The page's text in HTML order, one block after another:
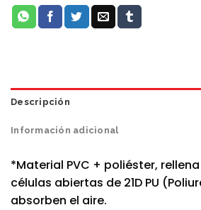
Descripción
Información adicional
*Material PVC + poliéster,
células abiertas de 21D PU
absorben el aire.